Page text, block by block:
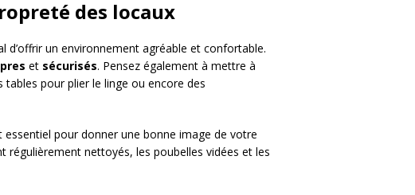
des locaux
un environnement agréable et confortable.
et sécurisés. Pensez également à mettre à
pour plier le linge ou encore des
pour donner une bonne image de votre
régulièrement nettoyés, les poubelles vidées et les